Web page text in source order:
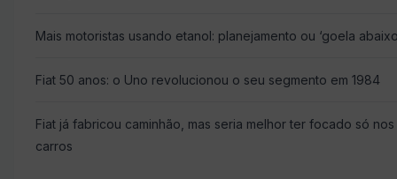
Mais motoristas usando etanol: planejamento ou ‘goela
Fiat 50 anos: o Uno revolucionou o seu segmento em 1984
Fiat já fabricou caminhão, mas seria melhor ter focado só nos
carros